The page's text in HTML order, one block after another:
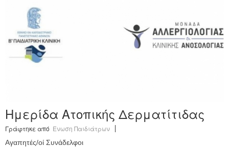
Ημερίδα Ατοπικής Δερματίτιδας
Γράφτηκε από Ένωση Παιδιάτρων
Αγαπητές/οί Συνάδελφοι
Ανακοινώσεις
Εργαλεία για Παιδιάτρους
Χρήσιμα Links